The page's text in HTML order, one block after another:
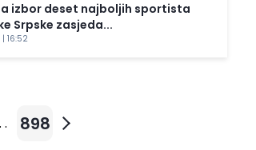
izbor deset najboljih sportista
Srpske zasjeda...
16:52
. 898